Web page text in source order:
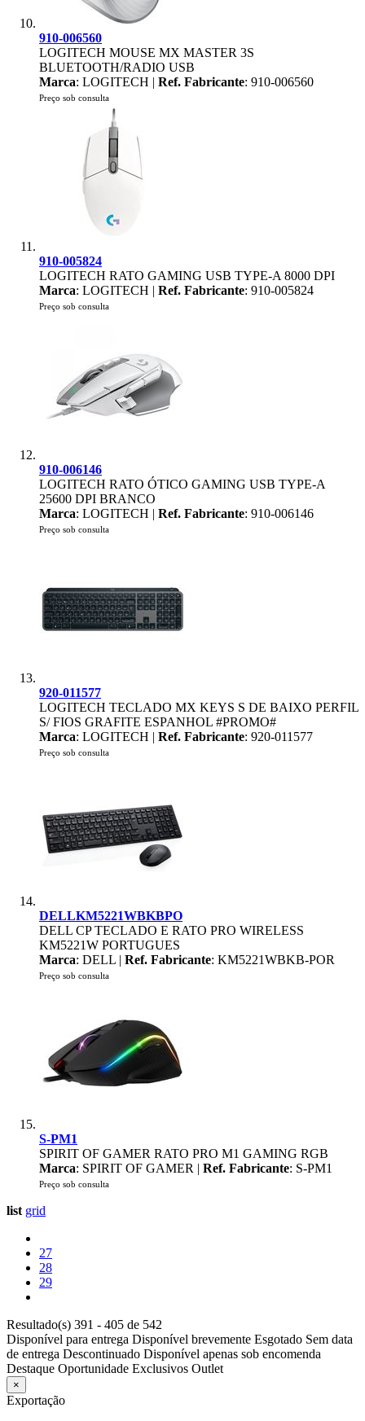
910-006560
LOGITECH MOUSE MX MASTER 3S
BLUETOOTH/RADIO USB
Marca: LOGITECH | Ref. Fabricante: 910-006560
Preço sob consulta
910-005824
LOGITECH RATO GAMING USB TYPE-A 8000 DPI
Marca: LOGITECH | Ref. Fabricante: 910-005824
Preço sob consulta
910-006146
LOGITECH RATO ÓTICO GAMING USB TYPE-A
25600 DPI BRANCO
Marca: LOGITECH | Ref. Fabricante: 910-006146
Preço sob consulta
920-011577
LOGITECH TECLADO MX KEYS S DE BAIXO PERFIL
S/ FIOS GRAFITE ESPANHOL #PROMO#
Marca: LOGITECH | Ref. Fabricante: 920-011577
Preço sob consulta
DELLKM5221WBKBPO
DELL CP TECLADO E RATO PRO WIRELESS
KM5221W PORTUGUES
Marca: DELL | Ref. Fabricante: KM5221WBKB-POR
Preço sob consulta
S-PM1
SPIRIT OF GAMER RATO PRO M1 GAMING RGB
Marca: SPIRIT OF GAMER | Ref. Fabricante: S-PM1
Preço sob consulta
list grid
27
28
29
Resultado(s) 391 - 405 de 542
Disponível para entrega Disponível brevemente Esgotado Sem data
de entrega Descontinuado Disponível apenas sob encomenda
Destaque Oportunidade Exclusivos Outlet
×
Exportação